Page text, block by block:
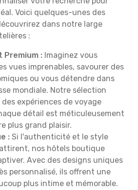
Voici quelques-unes des
dans notre large
:
Premium : Imaginez vous
vues imprenables, savourer des
ou vous détendre dans
mondiale. Notre sélection
expériences de voyage
détail est méticuleusement
plus grand plaisir.
: Si l'authenticité et le style
nos hôtels boutique
Avec des designs uniques
personnalisé, ils offrent une
plus intime et mémorable.